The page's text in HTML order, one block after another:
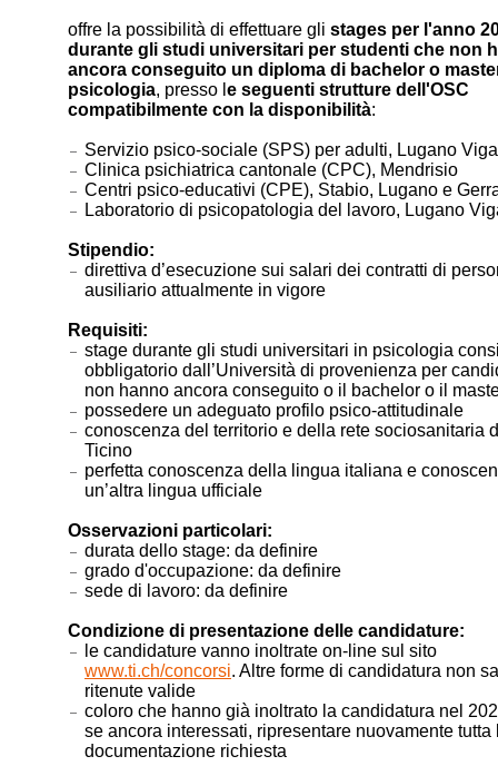
offre la possibilità di effettuare gli stages per l'anno
durante gli studi universitari per studenti che non
ancora conseguito un diploma di bachelor o
psicologia, presso l e seguenti strutture dell'OSC
compatibilmente con la disponibilità:
Servizio psico-sociale (SPS) per adulti, Lugano
Clinica psichiatrica cantonale (CPC), Mendrisio
Centri psico-educativi (CPE), Stabio, Lugano e
Laboratorio di psicopatologia del lavoro, Lugano
Stipendio:
direttiva d’esecuzione sui salari dei contratti di
ausiliario attualmente in vigore
Requisiti:
stage durante gli studi universitari in psicologia
obbligatorio dall’Università di provenienza per
non hanno ancora conseguito o il bachelor o il
possedere un adeguato profilo psico-attitudinale
conoscenza del territorio e della rete sociosanitaria
Ticino
perfetta conoscenza della lingua italiana e
un’altra lingua ufficiale
Osservazioni particolari:
durata dello stage: da definire
grado d'occupazione: da definire
sede di lavoro: da definire
Condizione di presentazione delle candidature:
le candidature vanno inoltrate on-line sul sito
www.ti.ch/concorsi. Altre forme di candidatura non
ritenute valide
coloro che hanno già inoltrato la candidatura nel
se ancora interessati, ripresentare nuovamente tutta
documentazione richiesta